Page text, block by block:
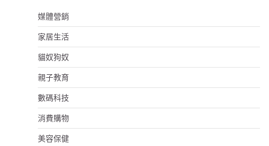
媒體營銷
家居生活
貓奴狗奴
親子教育
數碼科技
消費購物
美容保健